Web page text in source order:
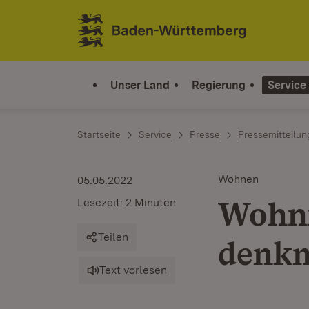
Zum Inhalt springen
Link zur Startseite
Unser Land Regierung Service
Startseite Service Presse
Wohnen
05.05.2022
Lesezeit: 2 Minuten
Teilen
Text vorlesen